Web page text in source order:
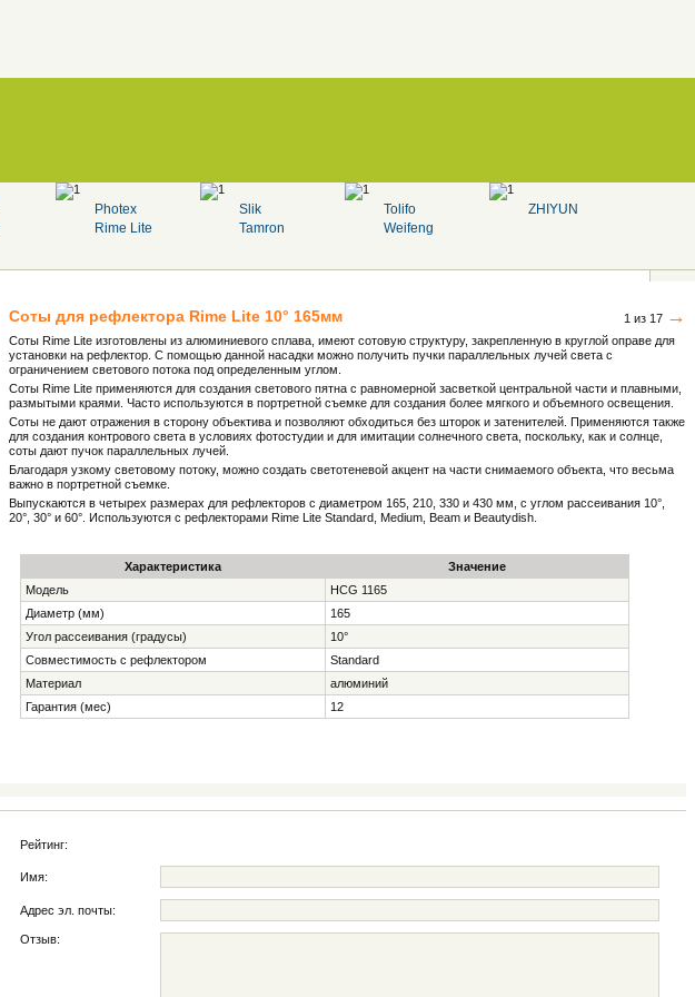
Photex
Rime Lite
Slik
Tamron
Tolifo
Weifeng
ZHIYUN
1 из 17 →
Соты для рефлектора Rime Lite 10° 165мм
Соты Rime Lite изготовлены из алюминиевого сплава, имеют сотовую структуру, закрепленную в круглой оправе для
установки на рефлектор. С помощью данной насадки можно получить пучки параллельных лучей света с
ограничением светового потока под определенным углом.
Соты Rime Lite применяются для создания светового пятна с равномерной засветкой центральной части и плавными,
размытыми краями. Часто используются в портретной съемке для создания более мягкого и объемного освещения.
Соты не дают отражения в сторону объектива и позволяют обходиться без шторок и затенителей. Применяются также
для создания контрового света в условиях фотостудии и для имитации солнечного света, поскольку, как и солнце,
соты дают пучок параллельных лучей.
Благодаря узкому световому потоку, можно создать светотеневой акцент на части снимаемого объекта, что весьма
важно в портретной съемке.
Выпускаются в четырех размерах для рефлекторов с диаметром 165, 210, 330 и 430 мм, с углом рассеивания 10°,
20°, 30° и 60°. Используются с рефлекторами Rime Lite Standard, Medium, Beam и Beautydish.
Характеристика
Значение
Модель
HCG 1165
Диаметр (мм)
165
Угол рассеивания (градусы)
10°
Совместимость с рефлектором
Standard
Материал
алюминий
Гарантия (мес)
12
Рейтинг:
Имя:
Адрес эл. почты:
Отзыв: